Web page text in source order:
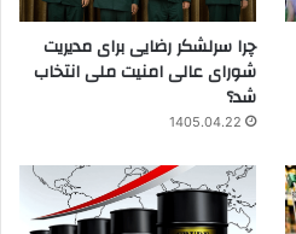
چرا سرلشکر رضایی برای مدیریت
شورای عالی امنیت ملی انتخاب
شد؟
1405.04.22